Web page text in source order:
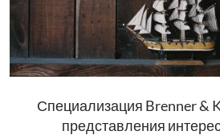
Специализация Brenner &
представления